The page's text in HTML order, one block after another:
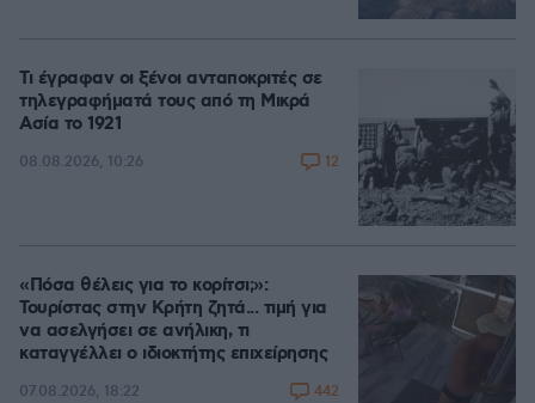
Τι έγραφαν οι ξένοι ανταποκριτές σε
τηλεγραφήματά τους από τη Μικρά
Ασία το 1921
08.08.2026, 10:26 12
«Πόσα θέλεις για το κορίτσι;»:
Τουρίστας στην Κρήτη ζητά... τιμή για
να ασελγήσει σε ανήλικη, τι
καταγγέλλει ο ιδιοκτήτης επιχείρησης
07.08.2026, 18:22 442